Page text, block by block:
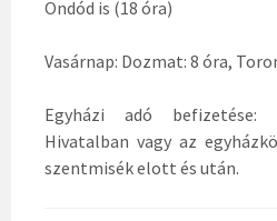
Ondód is (18 óra)
Vasárnap: Dozmat: 8 óra,
Egyházi adó
Hivatalban vagy az
szentmisék elott és után.